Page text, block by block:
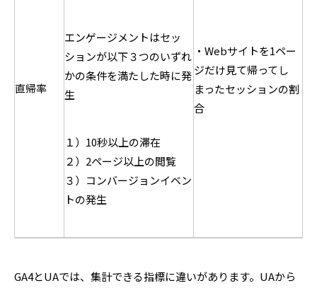
直帰率
エンゲージメントはセッ
ションが以下３つのいずれ
かの条件を満たした時に発
生
１）10秒以上の滞在
２）2ページ以上の閲覧
３）コンバージョンイベン
トの発生
・Webサイトを1ペー
ジだけ見て帰ってし
まったセッションの割
合
GA4とUAでは、集計できる指標に違いがあります。UAから